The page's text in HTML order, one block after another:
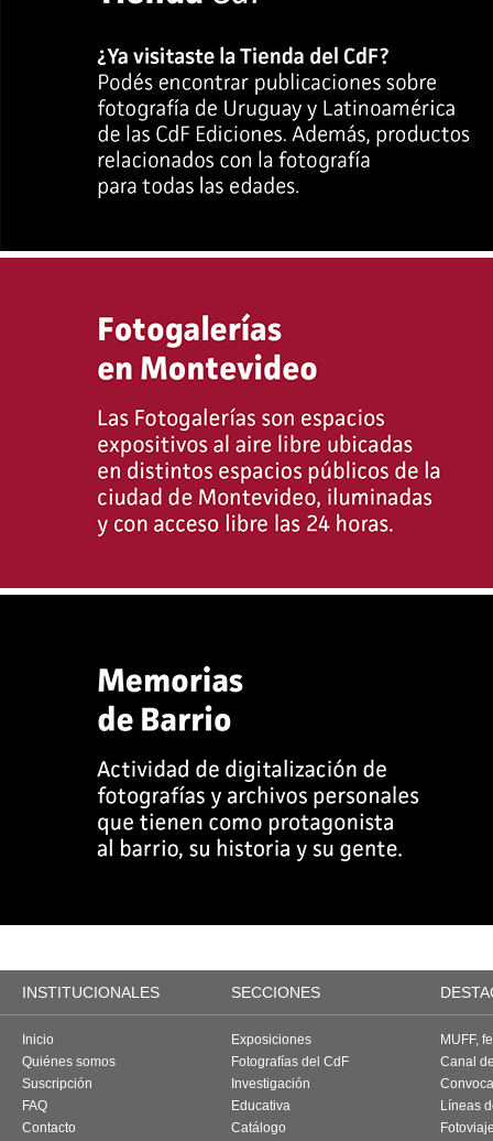
INSTITUCIONALES SECCIONES
Inicio
Quiénes somos
Suscripción
FAQ
Contacto
Exposiciones
Fotografías del CdF
Investigación
Educativa
Catálogo
MUFF,
Canal
Líneas